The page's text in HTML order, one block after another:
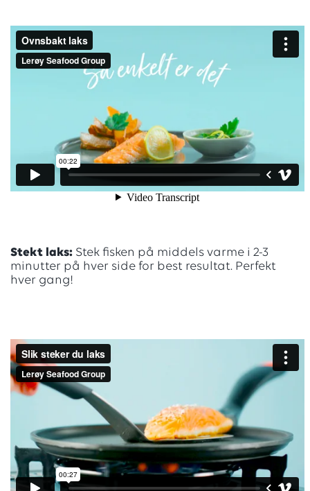
Stekt laks: Stek fisken på middels varme i 2-3
minutter på hver side for best resultat. Perfekt
hver gang!